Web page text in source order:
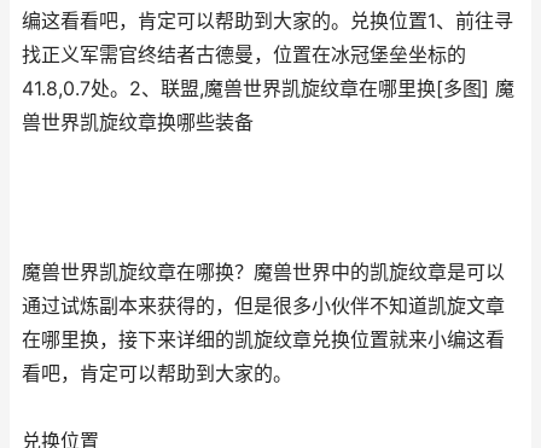
编这看看吧，肯定可以帮助到大家的。兑换位置1、前往寻
找正义军需官终结者古德曼，位置在冰冠堡垒坐标的
41.8,0.7处。2、联盟,魔兽世界凯旋纹章在哪里换[多图] 魔
兽世界凯旋纹章换哪些装备
魔兽世界凯旋纹章在哪换？魔兽世界中的凯旋纹章是可以
通过试炼副本来获得的，但是很多小伙伴不知道凯旋文章
在哪里换，接下来详细的凯旋纹章兑换位置就来小编这看
看吧，肯定可以帮助到大家的。
兑换位置